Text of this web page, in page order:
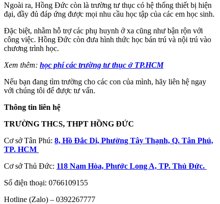
Ngoài ra, Hồng Đức còn là trường tư thục có hệ thống thiết bị hiện
đại, đầy đủ đáp ứng được mọi nhu cầu học tập của các em học sinh.
Đặc biệt, nhằm hỗ trợ các phụ huynh ở xa cũng như bận rộn với
công việc. Hồng Đức còn đưa hình thức học bán trú và nội trú vào
chương trình học.
Xem thêm: học phí các trường tư thục ở TP.HCM
Nếu bạn đang tìm trường cho các con của mình, hãy liên hệ ngay
với chúng tôi để được tư vấn.
Thông tin liên hệ
TRƯỜNG THCS, THPT HỒNG ĐỨC
Cơ sở Tân Phú: 8, Hồ Đắc Di, Phường Tây Thạnh, Q. Tân Phú,
TP. HCM
Cơ sở Thủ Đức: 118 Nam Hòa, Phước Long A, TP. Thủ Đức.
Số điện thoại: 0766109155
Hotline (Zalo) – 0392267777